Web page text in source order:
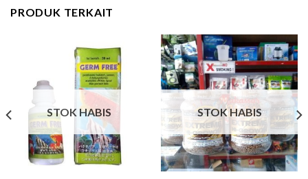
PRODUK TERKAIT
STOK HABIS STOK HABIS